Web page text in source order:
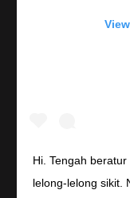
Hi. Tengah
lelong-lelong sikit.